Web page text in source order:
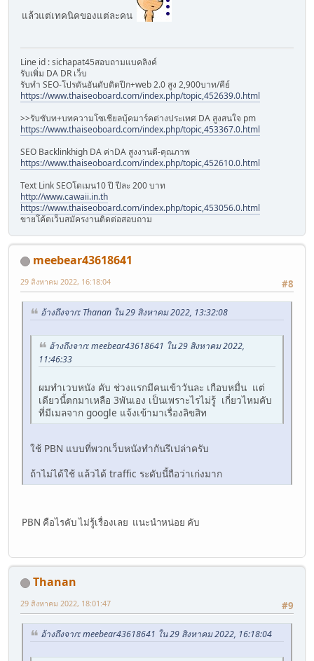
แล้วแต่เทคนิคของแต่ละคน
Line id : sichapat45สอบถามแบคลิงค์
รับเพิ่ม DA DR เว็บ
รับทำ SEO-โปรดันอันดับติดปีก+web 2.0 สูง 2,900บาท/คีย์
https://www.thaiseoboard.com/index.php/topic,452639.0.html
>>รับซับท+บทความโซเชียลบุ้คมาร์คต่างประเทศ DA สูงสนใจ pm
https://www.thaiseoboard.com/index.php/topic,453367.0.html
SEO Backlinkhigh DA ค่าDA สูงงานดี-คุณภาพ
https://www.thaiseoboard.com/index.php/topic,452610.0.html
Text Link SEOโดเมน10 ปี ปีละ 200 บาท
http://www.cawaii.in.th
https://www.thaiseoboard.com/index.php/topic,453056.0.html
ขายโค้ตเว็บสมัครงานติดต่อสอบถาม
meebear43618641
#8
29 สิงหาคม 2022, 16:18:04
อ้างถึงจาก: Thanan ใน 29 สิงหาคม 2022, 13:32:08
อ้างถึงจาก: meebear43618641 ใน 29 สิงหาคม 2022,
11:46:33
ผมทำเวบหนัง คับ ช่วงแรกมีคนเข้าวันละ เกือบหมื่น แต่
เดียวนี้ตกมาเหลือ 3พันเอง เป็นเพราะไรไม่รู้ เกี่ยวไหมคับ
ที่มีเมลจาก google แจ้งเข้ามาเรื่องลิขสิท
ใช้ PBN แบบที่พวกเว็บหนังทำกันรึเปล่าครับ
ถ้าไม่ได้ใช้ แล้วได้ traffic ระดับนี้ถือว่าเก่งมาก
PBN คือไรคับ ไม่รู้เรื่องเลย แนะนำหน่อย คับ
Thanan
#9
29 สิงหาคม 2022, 18:01:47
อ้างถึงจาก: meebear43618641 ใน 29 สิงหาคม 2022, 16:18:04